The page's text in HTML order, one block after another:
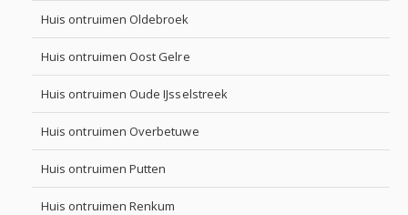
Huis ontruimen Oldebroek
Huis ontruimen Oost Gelre
Huis ontruimen Oude IJsselstreek
Huis ontruimen Overbetuwe
Huis ontruimen Putten
Huis ontruimen Renkum